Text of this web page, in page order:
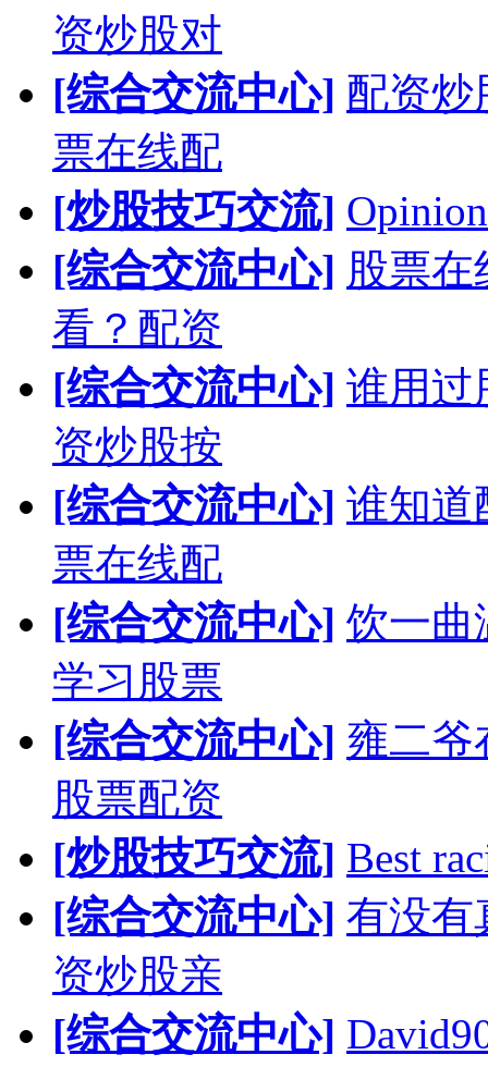
资炒股对
[综合交流中心] 配资炒
票在线配
[炒股技巧交流]
[综合交流中心] 股票
看？配资
[综合交流中心] 谁用过
资炒股按
[综合交流中心] 谁知道
票在线配
[综合交流中心] 饮一曲
学习股票
[综合交流中心] 雍二爷
股票配资
[炒股技巧交流] Best
[综合交流中心] 有没有
资炒股亲
[综合交流中心]